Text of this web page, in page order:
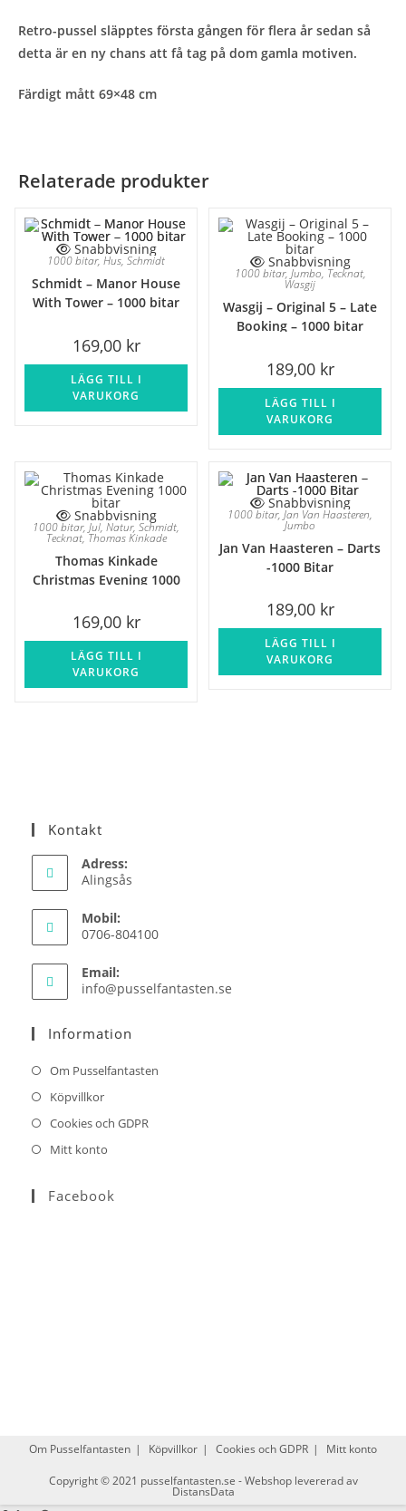
Retro-pussel släpptes första gången för flera år sedan så
detta är en ny chans att få tag på dom gamla motiven.
Färdigt mått 69×48 cm
Relaterade produkter
Snabbvisning
1000 bitar, Hus, Schmidt
Schmidt – Manor House
With Tower – 1000 bitar
169,00 kr
LÄGG TILL I
VARUKORG
Snabbvisning
1000 bitar, Jumbo, Tecknat,
Wasgij
Wasgij – Original 5 – Late
Booking – 1000 bitar
189,00 kr
LÄGG TILL I
VARUKORG
Snabbvisning
1000 bitar, Jul, Natur, Schmidt,
Tecknat,Thomas Kinkade
Thomas Kinkade
Christmas Evening 1000
169,00 kr
LÄGG TILL I
VARUKORG
Snabbvisning
1000 bitar, Jan Van Haasteren,
Jumbo
Jan Van Haasteren – Darts
-1000 Bitar
189,00 kr
LÄGG TILL I
VARUKORG
Kontakt
Adress:
Alingsås
Mobil:
0706-804100
Email:
info@pusselfantasten.se
Information
Om Pusselfantasten
Köpvillkor
Cookies och GDPR
Mitt konto
Facebook
Om Pusselfantasten Köpvillkor Cookies och GDPR Mitt konto
Copyright © 2021 pusselfantasten.se -Webshop levererad av
DistansData